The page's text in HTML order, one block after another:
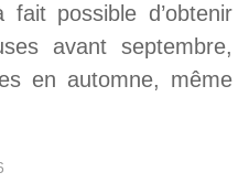
possible d’obtenir
avant septembre,
en automne, même